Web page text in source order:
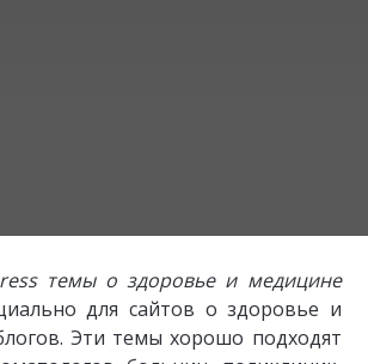
темы о здоровье и медицине
для сайтов о здоровье и
Эти темы хорошо подходят